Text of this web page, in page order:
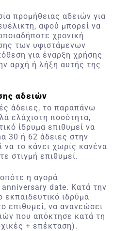
προμήθειας αδειών για
αφού μπορεί να
χρονική
των υφιστάμενων
για έναρξη χρήσης
αρχή ή λήξη αυτής της
αδειών
άδειες, το παραπάνω
ελάχιστη ποσότητα,
ίδρυμα επιθυμεί να
30 ή 62 άδειες στην
να το κάνει χωρίς κανένα
στιγμή επιθυμεί.
οπότε η αγορά
anniversary date. Κατά την
ιδρύμα
επιθυμεί, να ανανεώσει
που απόκτησε κατά τη
+ επέκταση).